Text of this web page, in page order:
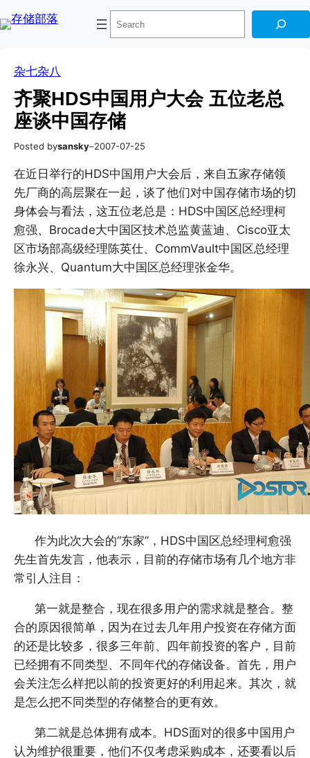
至
to
搜
索
杂七杂八
齐聚HDS中国用户大会 五位老总
座谈中国存储
Posted bysansky–2007-07-25
在近日举行的HDS中国用户大会后，来自五家存储领
先厂商的高层聚在一起，谈了他们对中国存储市场的切
身体会与看法，这五位老总是：HDS中国区总经理柯
愈强、Brocade大中国区技术总监黄蓝迪、Cisco亚太
区市场部高级经理陈英仕、CommVault中国区总经理
徐永兴、Quantum大中国区总经理张金华。
作为此次大会的“东家”，HDS中国区总经理柯愈强
先生首先发言，他表示，目前的存储市场有几个地方非
常引人注目：
第一就是整合，现在很多用户的需求就是整合。整
合的原因很简单，因为在过去几年用户投资在存储方面
的还是比较多，很多三年前、四年前投资的客户，目前
已经拥有不同类型、不同年代的存储设备。首先，用户
会关注怎么样把以前的投资更好的利用起来。其次，就
是怎么把不同类型的存储整合的更有效。
第二就是总体拥有成本。HDS面对的很多中国用户
认为维护很重要，他们不仅考虑采购成本，还要看以后